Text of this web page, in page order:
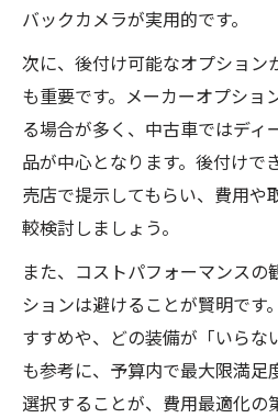
バックカメラが実用的です。
次に、後付け可能なオプション
も重要です。メーカーオプショ
る場合が多く、中古車ではディ
品が中心となります。後付けで
売店で提示してもらい、費用や
較検討しましょう。
また、コストパフォーマンス
ションは避けることが賢明です
すすめや、どの装備が「いらな
も参考に、予算内で最大限満足
選択することが、費用最適化の